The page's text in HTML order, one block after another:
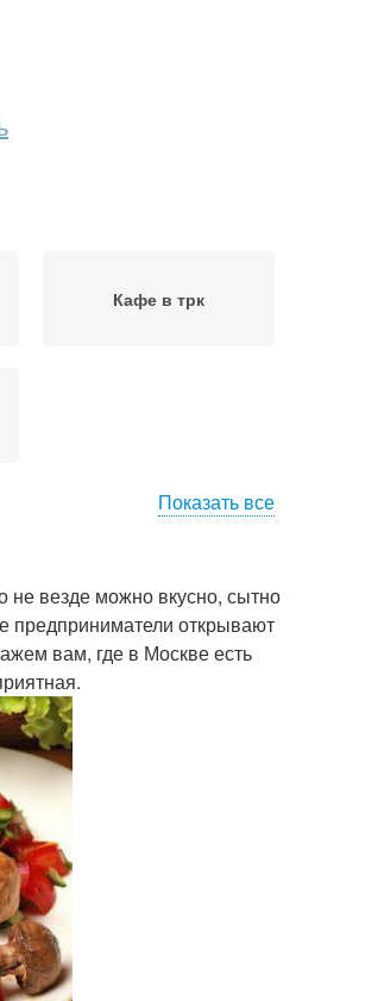
Кафе в трк
Показать все
не везде можно вкусно, сытно
предприниматели открывают
вам, где в Москве есть